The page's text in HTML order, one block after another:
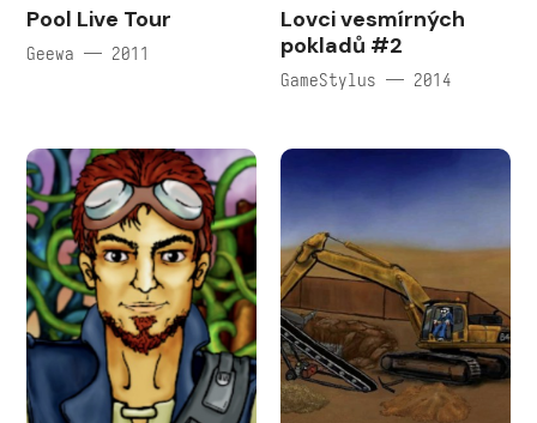
Pool Live Tour
Geewa — 2011
Lovci vesmírných
pokladů #2
GameStylus — 2014